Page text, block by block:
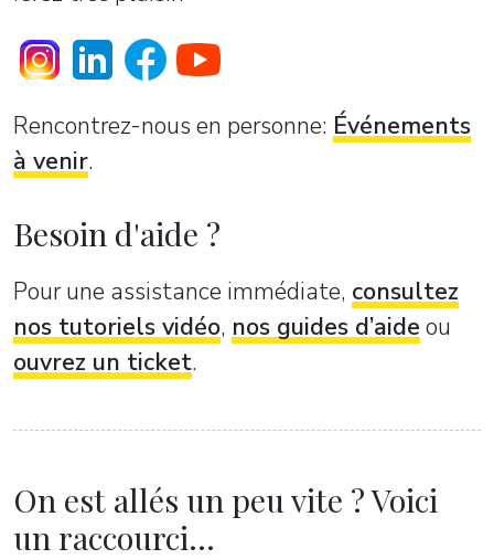
Rencontrez-nous en personne: Événements
à venir.
Besoin d'aide ?
Pour une assistance immédiate, consultez
nos tutoriels vidéo, nos guides d’aide ou
ouvrez un ticket.
On est allés un peu vite ? Voici
un raccourci...